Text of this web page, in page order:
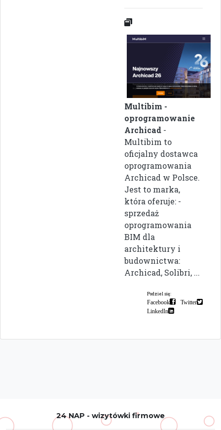
Multibim -
oprogramowanie
Archicad -
Multibim to
oficjalny dostawca
oprogramowania
Archicad w Polsce.
Jest to marka,
która oferuje: -
sprzedaż
oprogramowania
BIM dla
architektury i
budownictwa:
Archicad, Solibri, ...
Podziel się:
Facebook
Twitter
LinkedIn
24 NAP - wizytówki firmowe